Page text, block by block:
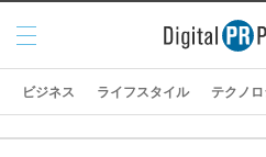
メニ
ュー
ビジネス ライフスタイル テクノ